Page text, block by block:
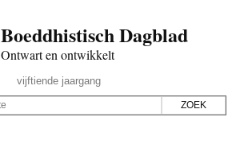
Boeddhistisch Dagblad
Ontwart en ontwikkelt
vijftiende jaargang